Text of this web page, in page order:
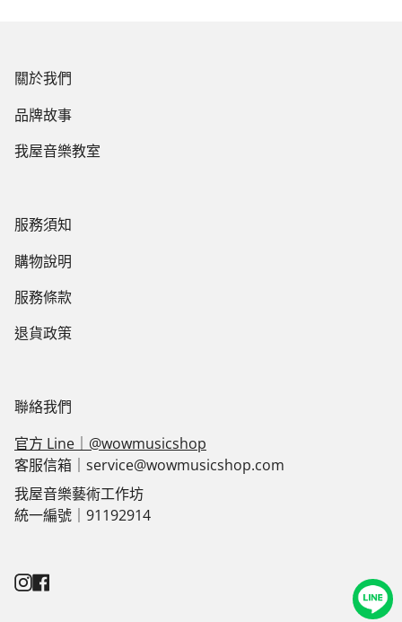
關於我們
品牌故事
我屋音樂教室
服務須知
購物說明
服務條款
退貨政策
聯絡我們
官方 Line｜@wowmusicshop
客服信箱｜service@wowmusicshop.com
我屋音樂藝術工作坊
統一編號｜91192914
Instagram